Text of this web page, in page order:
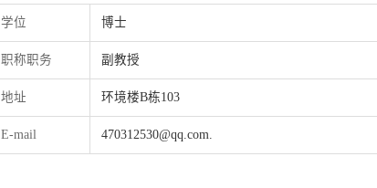
学位 博士
职称职务 副教授
地址 环境楼B栋103
E-mail 470312530@qq.com.